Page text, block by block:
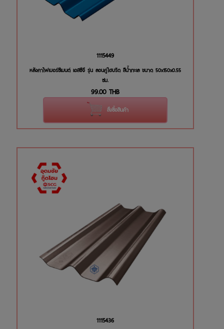
1115449
หลังคาไฟเบอร์ซีเมนต์ เอสซีจี รุ่น ลอนคู่ไฮบริด สีน้ำทะเล ขนาด 50x150x0.55
ซม.
99.00 THB
สั่งซื้อสินค้า
1115436